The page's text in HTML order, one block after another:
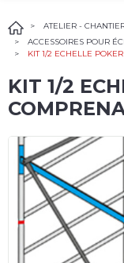
ATELIER -
ACCESSOIRES POUR
KIT 1/2 ECHELLE
KIT 1/2